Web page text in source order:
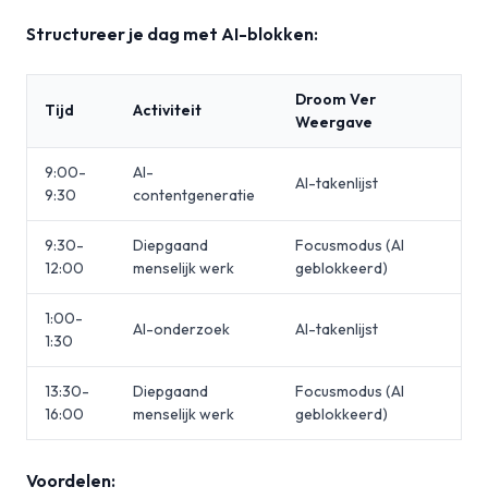
Structureer je dag met AI-blokken:
Tijd Activiteit
Droom Ver
Weergave
9:00-
9:30
AI-
contentgeneratie
AI-takenlijst
9:30-
12:00
Diepgaand
menselijk werk
Focusmodus (AI
geblokkeerd)
1:00-
1:30
AI-onderzoek AI-takenlijst
13:30-
16:00
Diepgaand
menselijk werk
Focusmodus (AI
geblokkeerd)
Voordelen: